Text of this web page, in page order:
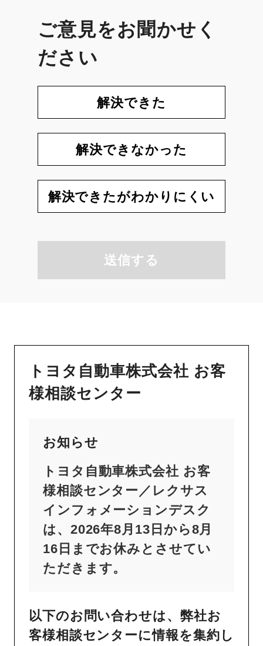
ご意見をお聞かせく
ださい
解決できた
解決できなかった
解決できたがわかりにくい
送信する
トヨタ自動車株式会社 お客
様相談センター
お知らせ
トヨタ自動車株式会社 お客
様相談センター／レクサス
インフォメーションデスク
は、2026年8月13日から8月
16日までお休みとさせてい
ただきます。
以下のお問い合わせは、弊社お
客様相談センターに情報を集約し